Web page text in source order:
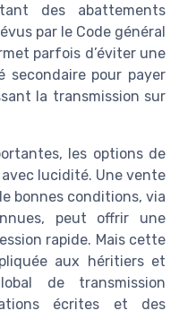
des abattements
par le Code général
parfois d’éviter une
secondaire pour payer
la transmission sur
les options de
lucidité. Une vente
bonnes conditions, via
peut offrir une
rapide. Mais cette
aux héritiers et
de transmission
écrites et des